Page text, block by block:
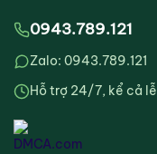
0943.789.121
Zalo: 0943.789.121
Hỗ trợ 24/7, kể cả